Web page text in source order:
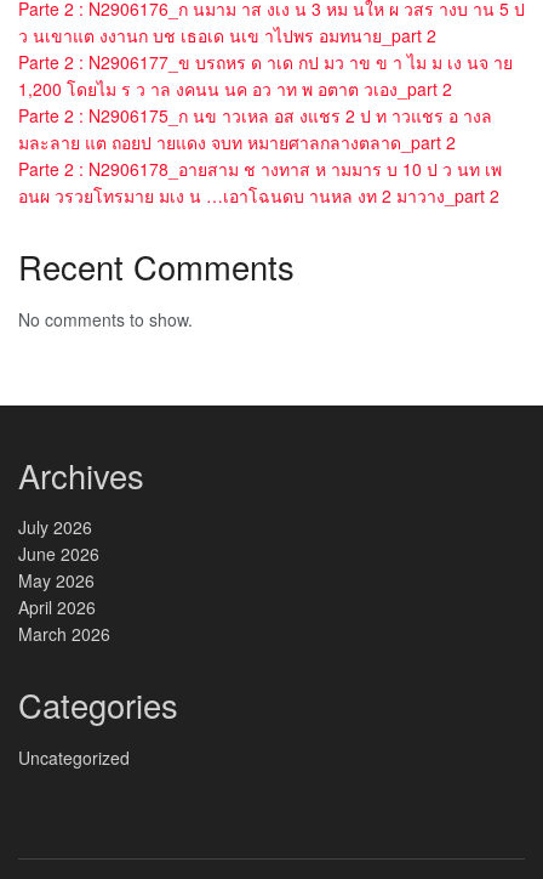
Parte 2 : N2906176_ก นมาม าส งเง น 3 หม นให ผ วสร างบ าน 5 ป
ว นเขาแต งงานก บช เธอเด นเข าไปพร อมทนาย_part 2
Parte 2 : N2906177_ข บรถหร ด าเด กป มว าข ข า ไม ม เง นจ าย
1,200 โดยไม ร ว าล งคนน นค อว าท พ อตาต วเอง_part 2
Parte 2 : N2906175_ก นข าวเหล อส งแชร 2 ป ท าวแชร อ างล
มละลาย แต ถอยป ายแดง จบท หมายศาลกลางตลาด_part 2
Parte 2 : N2906178_อายสาม ช างทาส ห ามมาร บ 10 ป ว นท เพ
อนผ วรวยโทรมาย มเง น …เอาโฉนดบ านหล งท 2 มาวาง_part 2
Recent Comments
No comments to show.
Archives
July 2026
June 2026
May 2026
April 2026
March 2026
Categories
Uncategorized